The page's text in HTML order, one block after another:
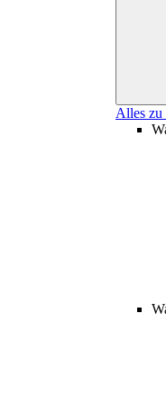
Alles zu